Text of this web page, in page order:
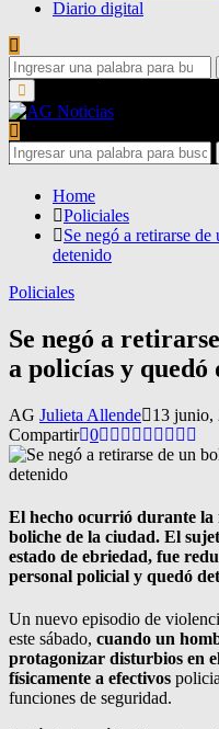
Diario digital
Search
for:Primary
Menu
Search
for:
Home
Policiales
Se negó a retirarse
detenido
Policiales
Se negó a
a policías y quedó
AG Julieta Allende 13 junio,
Compartir 0
El hecho ocurrió durante la
boliche de la ciudad. El
estado de ebriedad, fue
personal policial y quedó
Un nuevo episodio de
este sábado, cuando un
protagonizar disturbios en
físicamente a efectivos
funciones de seguridad.